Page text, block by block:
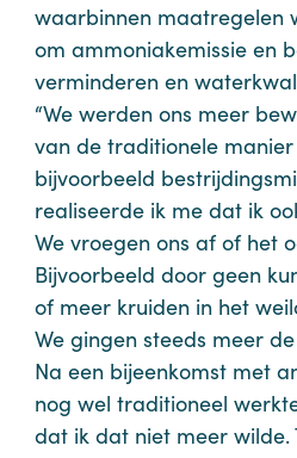
waarbinnen maatregelen
om ammoniakemissie en
verminderen en
“We werden ons meer
van de traditionele
bijvoorbeeld
realiseerde ik me dat ik
We vroegen ons af of het
Bijvoorbeeld door geen
of meer kruiden in het
We gingen steeds meer
Na een bijeenkomst met
nog wel traditioneel
dat ik dat niet meer wilde.